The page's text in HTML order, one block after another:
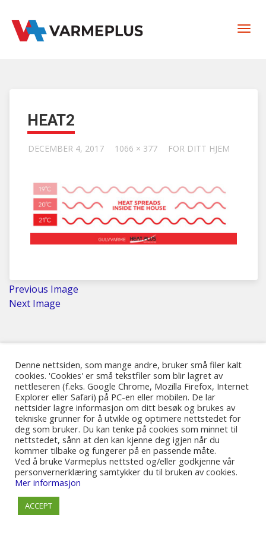
HEAT2
DECEMBER 4, 2017 1066 × 377 FOR DITT HJEM
Previous Image
Next Image
© 2017-2025 Tekoda Norway AS
Denne nettsiden, som mange andre, bruker små filer kalt
cookies. 'Cookies' er små tekstfiler som blir lagret av
nettleseren (f.eks. Google Chrome, Mozilla Firefox, Internet
Explorer eller Safari) på PC-en eller mobilen. De lar
nettsider lagre informasjon om ditt besøk og brukes av
tekniske grunner for å utvikle og optimere nettstedet for
deg som bruker. Du kan tenke på cookies som minnet til
nettstedet, sånn at den kan kjenne deg igjen når du
kommer tilbake og fungerer på en passende måte.
Ved å bruke Varmeplus nettsted og/eller godkjenne vår
personvernerklæring samtykker du til bruken av cookies.
Mer informasjon
ACCEPT